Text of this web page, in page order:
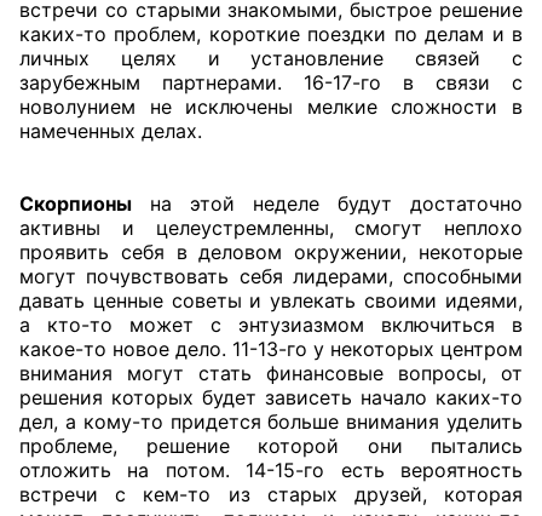
встречи со старыми знакомыми, быстрое решение
каких-то проблем, короткие поездки по делам и в
личных целях и установление связей с
зарубежным партнерами. 16-17-го в связи с
новолунием не исключены мелкие сложности в
намеченных делах.
Скорпионы на этой неделе будут достаточно
активны и целеустремленны, смогут неплохо
проявить себя в деловом окружении, некоторые
могут почувствовать себя лидерами, способными
давать ценные советы и увлекать своими идеями,
а кто-то может с энтузиазмом включиться в
какое-то новое дело. 11-13-го у некоторых центром
внимания могут стать финансовые вопросы, от
решения которых будет зависеть начало каких-то
дел, а кому-то придется больше внимания уделить
проблеме, решение которой они пытались
отложить на потом. 14-15-го есть вероятность
встречи с кем-то из старых друзей, которая